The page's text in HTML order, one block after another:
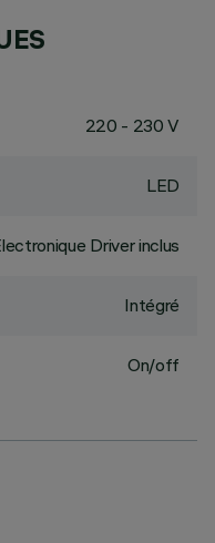
220 - 230 V
LED
Driver inclus
Intégré
On/off